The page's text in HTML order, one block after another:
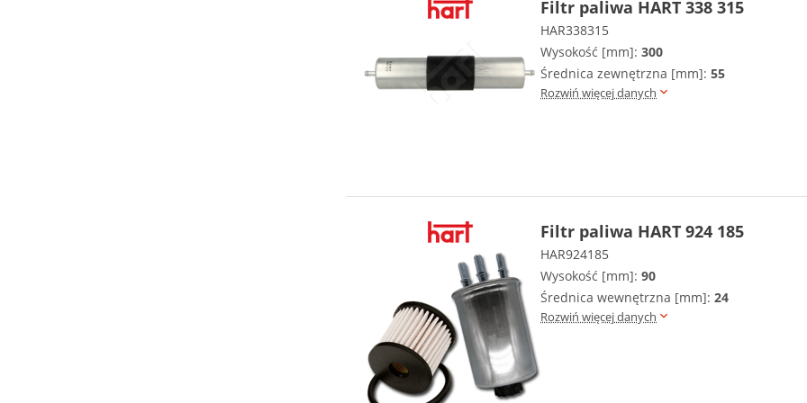
Filtr paliwa HART 338 315
HAR338315
Wysokość [mm]: 300
Średnica zewnętrzna [mm]: 55
Rozwiń więcej danych
Filtr paliwa HART 924 185
HAR924185
Wysokość [mm]: 90
Średnica wewnętrzna [mm]: 24
Rozwiń więcej danych